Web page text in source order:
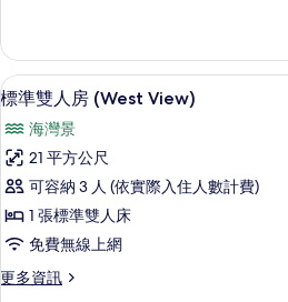
所
有
相
片
雙
人
房
View)
的
情
顯
示
標
準
雙
人
房
(West
書
4
標準雙人房 (West View)
海灣景
21 平方公尺
可容納 3 人 (依實際入住人數計費)
1 張標準雙人床
免費無線上網
更多資訊
更